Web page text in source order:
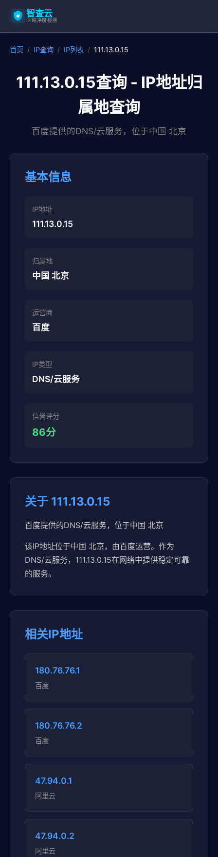
智查云
IP纯净度检测
首页 / IP查询 / IP列表 / 111.13.0.15
111.13.0.15查询 - IP地址归
属地查询
百度提供的DNS/云服务，位于中国 北京
基本信息
IP地址
111.13.0.15
归属地
中国 北京
运营商
百度
IP类型
DNS/云服务
信誉评分
86分
关于 111.13.0.15
百度提供的DNS/云服务，位于中国 北京
该IP地址位于中国 北京，由百度运营。作为
DNS/云服务，111.13.0.15在网络中提供稳定可靠
的服务。
相关IP地址
180.76.76.1
百度
180.76.76.2
百度
47.94.0.1
阿里云
47.94.0.2
阿里云